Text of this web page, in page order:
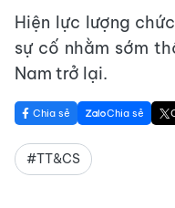
Hiện lực lượng
sự cố nhằm sớm
Nam trở lại.
Chia sẻ Chia sẻ
#TT&CS